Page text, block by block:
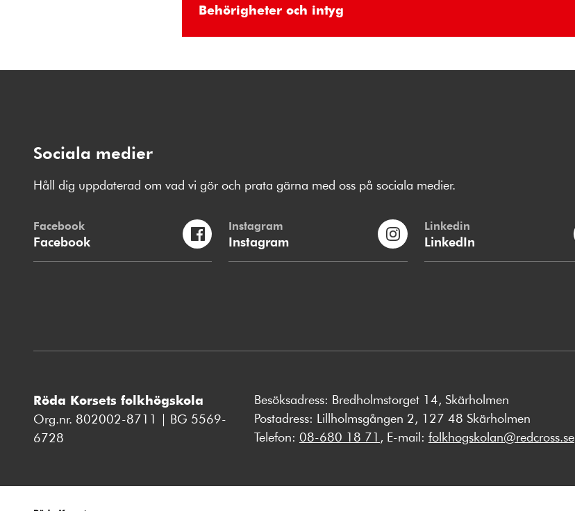
Behörigheter och intyg
Sociala medier
Håll dig uppdaterad om vad vi gör och prata gärna med oss på sociala medier.
Facebook
Facebook
Instagram
Instagram
Linkedin
LinkedIn
Röda Korsets folkhögskola
Org.nr. 802002-8711 | BG 5569-
6728
Besöksadress: Bredholmstorget 14, Skärholmen
Postadress: Lillholmsgången 2, 127 48 Skärholmen
Telefon: 08-680 18 71 , E-mail: folkhogskolan@redcross.se